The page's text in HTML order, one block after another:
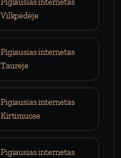
Vilkpėdėje
Pigiausias internetas
Taurėje
Pigiausias internetas
Kirtimuose
Pigiausias internetas